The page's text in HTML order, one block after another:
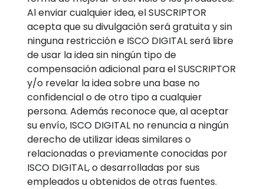
Al enviar cualquier idea, el SUSCRIPTOR
acepta que su divulgación será gratuita y sin
ninguna restricción e ISCO DIGITAL será libre
de usar la idea sin ningún tipo de
compensación adicional para el SUSCRIPTOR
y/o revelar la idea sobre una base no
confidencial o de otro tipo a cualquier
persona. Además reconoce que, al aceptar
su envío, ISCO DIGITAL no renuncia a ningún
derecho de utilizar ideas similares o
relacionadas o previamente conocidas por
ISCO DIGITAL, o desarrolladas por sus
empleados u obtenidos de otras fuentes.